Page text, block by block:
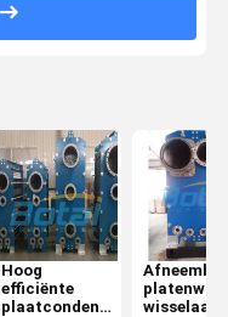
Hoog
efficiënte
plaatcondensatorenwisselaar